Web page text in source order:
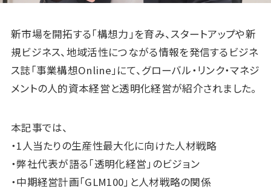
新市場を開拓する「構想力」を育み、スタートアップや新
規ビジネス、地域活性につながる情報を発信するビジネ
ス誌「事業構想Online」にて、グローバル・リンク・マネジ
メントの人的資本経営と透明化経営が紹介されました。
本記事では、
・1人当たりの生産性最大化に向けた人材戦略
・弊社代表が語る「透明化経営」のビジョン
・中期経営計画「GLM100」と人材戦略の関係